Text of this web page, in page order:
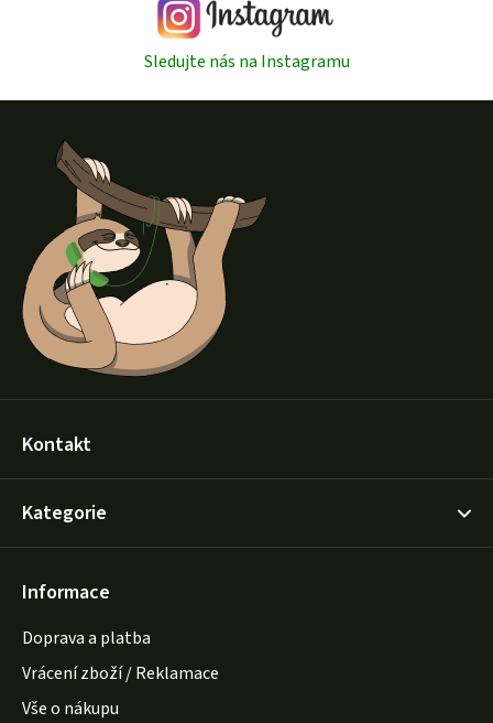
Sledujte nás na Instagramu
Kontakt
Kategorie
Informace
Doprava a platba
Vrácení zboží / Reklamace
Vše o nákupu